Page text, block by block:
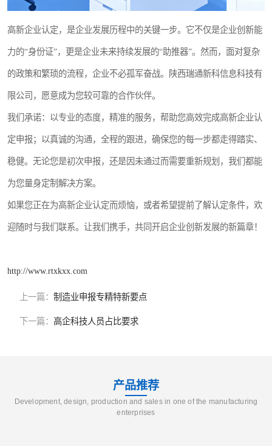
高新企业认定，是企业发展历程中的关键一步。它不仅是企业创新能
力的“身份证”，更是企业未来持续发展的“助推器”。然而，面对复杂
的政策和繁琐的流程，企业不必孤军奋战。陕西瑞通新科信息科技有
限公司，愿意成为您较可靠的合作伙伴。
我们承诺：以专业的态度，精准的服务，帮助您高效完成高新企业认
定申报；以真诚的沟通，全程的跟进，确保您的每一步都走得踏实、
稳健。无论您是初次申报，还是因未通过而需要重新规划，我们都能
为您量身定制解决方案。
如果您正在为高新企业认定而烦恼，或者希望提前了解认定条件，欢
迎随时与我们联系。让我们携手，共同开启企业创新发展的新篇章！
http://www.rtxkxx.com
上一篇： 制造业申报专精特新要点
下一篇： 高企科技人员占比要求
产品推荐
Development, design, production and sales in one of the manufacturing
enterprises